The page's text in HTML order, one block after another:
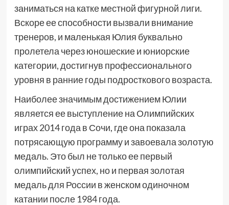
заниматься на катке местной фигурной лиги.
Вскоре ее способности вызвали внимание
тренеров, и маленькая Юлия буквально
пролетела через юношеские и юниорские
категории, достигнув профессионального
уровня в ранние годы подросткового возраста.
Наиболее значимым достижением Юлии
является ее выступление на Олимпийских
играх 2014 года в Сочи, где она показала
потрясающую программу и завоевала золотую
медаль. Это был не только ее первый
олимпийский успех, но и первая золотая
медаль для России в женском одиночном
катании после 1984 года.